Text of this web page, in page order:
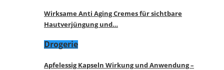
Wirksame Anti Aging Cremes für sichtbare
Hautverjüngung und…
Drogerie
Apfelessig Kapseln Wirkung und Anwendung –